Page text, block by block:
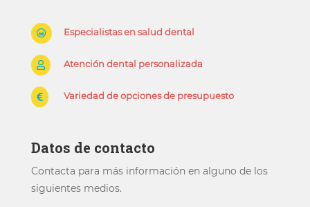
 Especialistas en salud dental
 Atención dental personalizada
 Variedad de opciones de presupuesto
Datos de contacto
Contacta para más información en alguno de los
siguientes medios.